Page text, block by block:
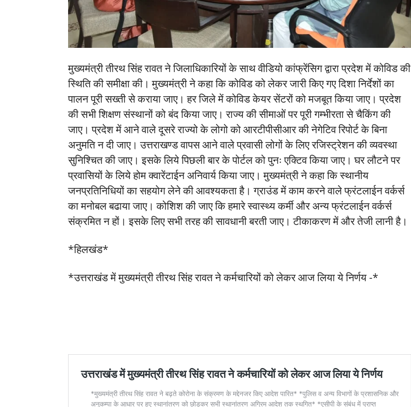
मुख्यमंत्री तीरथ सिंह रावत ने जिलाधिकारियों के साथ वीडियो कांफ्रेंसिग द्वारा प्रदेश में कोविड की
स्थिति की समीक्षा की। मुख्यमंत्री ने कहा कि कोविड को लेकर जारी किए गए दिशा निर्देशों का
पालन पूरी सख्ती से कराया जाए। हर जिले में कोविड केयर सेंटरों को मजबूत किया जाए। प्रदेश
की सभी शिक्षण संस्थानों को बंद किया जाए। राज्य की सीमाओं पर पूरी गम्भीरता से चैकिंग की
जाए। प्रदेश में आने वाले दूसरे राज्यो के लोगो को आरटीपीसीआर की नेगेटिव रिपोर्ट के बिना
अनुमति न दी जाए। उत्तराखण्ड वापस आने वाले प्रवासी लोगों के लिए रजिस्ट्रेशन की व्यवस्था
सुनिश्चित की जाए। इसके लिये पिछली बार के पोर्टल को पुनः एक्टिव किया जाए। घर लौटने पर
प्रवासियों के लिये होम क्वारेंटाईन अनिवार्य किया जाए। मुख्यमंत्री ने कहा कि स्थानीय
जनप्रतिनिधियों का सहयोग लेने की आवश्यकता है। ग्राउंड में काम करने वाले फ्रंटलाईन वर्कर्स
का मनोबल बढाया जाए। कोशिश की जाए कि हमारे स्वास्थ्य कर्मी और अन्य फ्रंटलाईन वर्कर्स
संक्रमित न हों। इसके लिए सभी तरह की सावधानी बरती जाए। टीकाकरण में और तेजी लानी है।
*हिलखंड*
*उत्तराखंड में मुख्यमंत्री तीरथ सिंह रावत ने कर्मचारियों को लेकर आज लिया ये निर्णय -*